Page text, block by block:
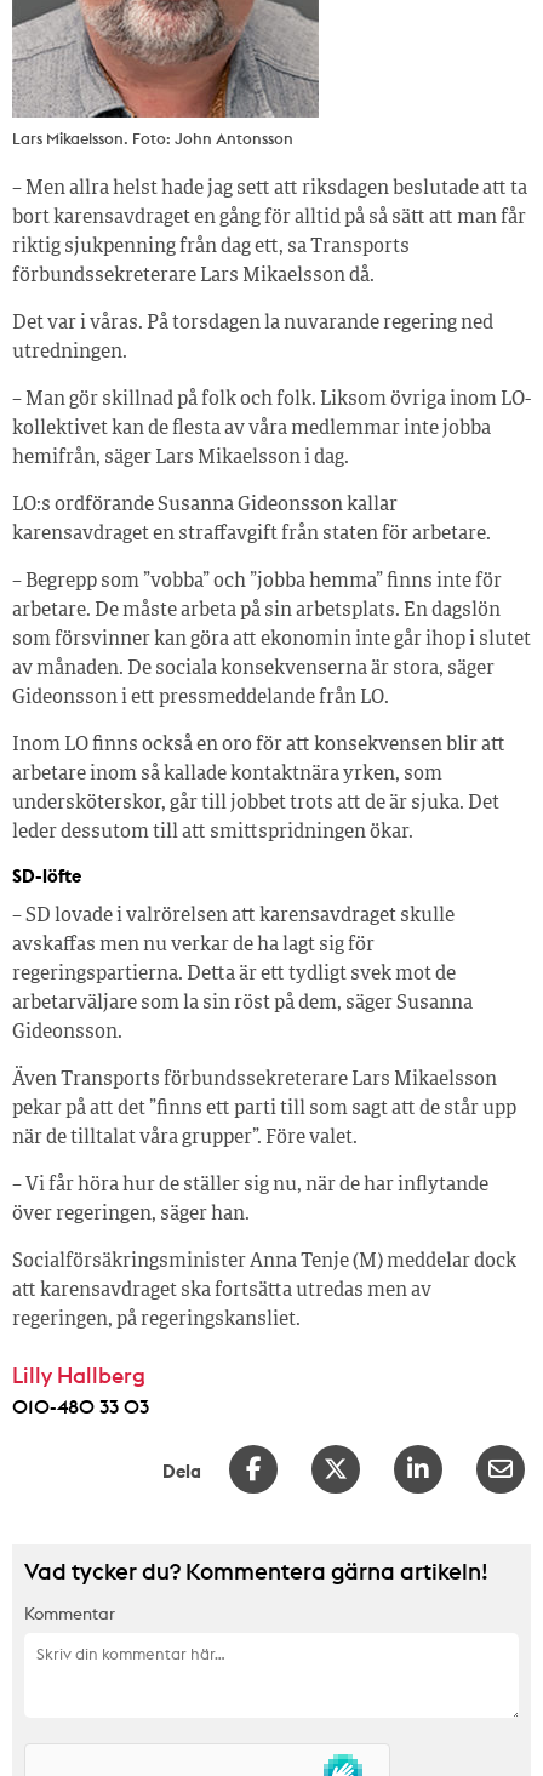
Lars Mikaelsson. Foto: John Antonsson
– Men allra helst hade jag sett att riksdagen beslutade att ta
bort karensavdraget en gång för alltid på så sätt att man får
riktig sjukpenning från dag ett, sa Transports
förbundssekreterare Lars Mikaelsson då.
Det var i våras. På torsdagen la nuvarande regering ned
utredningen.
– Man gör skillnad på folk och folk. Liksom övriga inom LO-
kollektivet kan de flesta av våra medlemmar inte jobba
hemifrån, säger Lars Mikaelsson i dag.
LO:s ordförande Susanna Gideonsson kallar
karensavdraget en straffavgift från staten för arbetare.
– Begrepp som ”vobba” och ”jobba hemma” finns inte för
arbetare. De måste arbeta på sin arbetsplats. En dagslön
som försvinner kan göra att ekonomin inte går ihop i slutet
av månaden. De sociala konsekvenserna är stora, säger
Gideonsson i ett pressmeddelande från LO.
Inom LO finns också en oro för att konsekvensen blir att
arbetare inom så kallade kontaktnära yrken, som
undersköterskor, går till jobbet trots att de är sjuka. Det
leder dessutom till att smittspridningen ökar.
SD-löfte
– SD lovade i valrörelsen att karensavdraget skulle
avskaffas men nu verkar de ha lagt sig för
regeringspartierna. Detta är ett tydligt svek mot de
arbetarväljare som la sin röst på dem, säger Susanna
Gideonsson.
Även Transports förbundssekreterare Lars Mikaelsson
pekar på att det ”finns ett parti till som sagt att de står upp
när de tilltalat våra grupper”. Före valet.
– Vi får höra hur de ställer sig nu, när de har inflytande
över regeringen, säger han.
Socialförsäkringsminister Anna Tenje (M) meddelar dock
att karensavdraget ska fortsätta utredas men av
regeringen, på regeringskansliet.
Lilly Hallberg
010-480 33 03
Dela
Vad tycker du? Kommentera gärna artikeln!
Kommentar